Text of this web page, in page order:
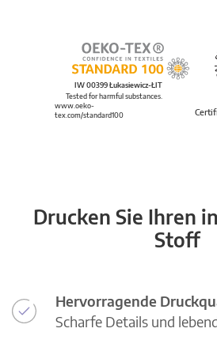
IW 00399 Łukasiewicz-ŁIT
Tested for harmful substances.
www.oeko-
tex.com/standard100
Drucken Sie Ihren
Stoff
Hervorragende
Scharfe Details und